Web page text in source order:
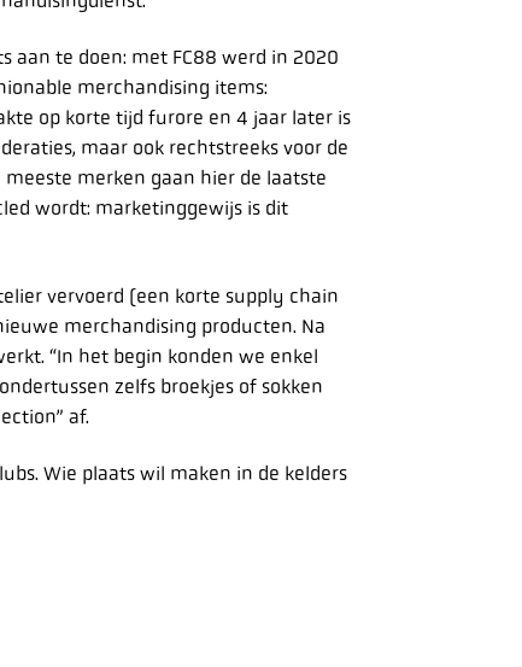
aan te doen: met FC88 werd in 2020
merchandising items:
op korte tijd furore en 4 jaar later is
maar ook rechtstreeks voor de
merken gaan hier de laatste
wordt: marketinggewijs is dit
vervoerd (een korte supply chain
merchandising producten. Na
“In het begin konden we enkel
zelfs broekjes of sokken
af.
Wie plaats wil maken in de kelders